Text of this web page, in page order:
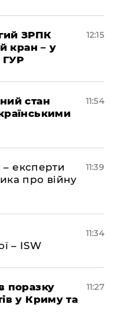
ЗРПК
кран – у
ГУР
12:15
стан
11:54
– експерти
про війну
11:39
– ISW
11:34
поразку
у Криму та
11:27